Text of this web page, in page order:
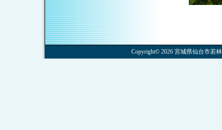
Copyright© 2026 宮城県仙台市若